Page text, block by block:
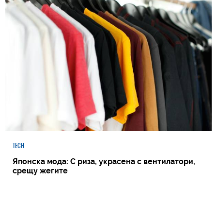
TECH
Японска мода: С риза, украсена с вентилатори,
срещу жегите